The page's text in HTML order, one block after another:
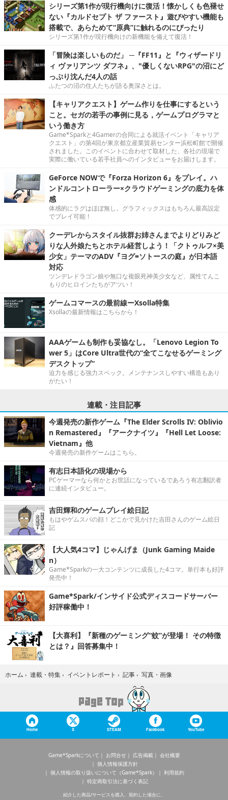
シリーズ第1作が現行機向けに復活！懐かしくも色褪せ
ない『カルドセプト ザ ファースト』遊びやすい機能も
搭載で、あらためて“原典”に触れるのにぴったり
シリーズ第1作が現行機向けの新機能を備えて復活！
「冒険は楽しいものだ」 ─『FF11』と『ウィザードリ
ィ ヴァリアンツ ダフネ』、"優しくないRPG"の沼にど
っぷり沈んだ4人の話
ふたつの沼の住人たちが語る奥深さとは。
【キャリアクエスト】ゲーム作りを仕事にするという
こと。セガの若手の事例に見る，ゲームプログラマと
いう働き方
Game*Sparkと4Gamerの合同による就活イベント「キャリア
クエスト」の第4回が東京都立産業貿易センター浜松町館で開催
されました。このイベントに合わせて取材した、各社の現場で
実際に働いている若手社員へのインタビューをお届けします。
GeForce NOWで『Forza Horizon 6』をプレイ。ハ
ンドルコントローラー×クラウドゲーミングの底力を体
感
体感的にラグはほぼ無し。グラフィックスはもちろん最高設定
でプレイ可能！
クーデレからスタイル抜群お姉さんまでよりどりみど
りな人外娘たちとホテル経営しよう！「クトゥルフ×美
少女」テーマのADV『ヨグ=ソトースの庭』が日本語
対応
ツンデレドラゴン娘や無口な複眼死神美少女など、属性てんこ
もりのヒロインたちがアツい！
ゲームコマースの最前線ーXsolla特集
Xsollaの最新情報はこちらから！
AAAゲームも制作も妥協なし。「Lenovo Legion To
wer 5」はCore Ultra世代の“全てこなせるゲーミング
デスクトップ”
迫力を感じる強力スペック。メンテナンスしやすい構造もあり
がたい！
連載・注目記事
今週発売の新作ゲーム『The Elder Scrolls IV: Oblivio
n Remastered』『アークナイツ』『Hell Let Loose:
Vietnam』他
今週発売の新作ゲームはこちら。
有志日本語化の現場から
PCゲーマーなら何かとお世話になっているであろう有志翻訳者
に連続インタビュー。
吉田輝和のゲームプレイ絵日記
もはやゲムスパの顔！どこかで見かけた吉田さんのゲーム絵日
記
【大人気4コマ】じゃんげま（Junk Gaming Maide
n）
Game*Sparkの一大コンテンツに成長した4コマ。単行本も好評
発売中！
Game*Spark/インサイド公式ディスコードサーバー
好評稼働中！
【大喜利】『新種のゲーミング“蚊”が登場！ その特徴
とは？』回答募集中！
ホーム › 連載・特集 › イベントレポート › 記事 › 写真・画像
Home X STEAM Facebook YouTube
Game*Sparkについて お問合せ 広告掲載
会社概要
個人情報保護方針
個人情報の取り扱いについて（Game*Spark）
利用規約
特定商取引法に基づく表記
紹介した商品/サービスを購入、契約した場合に、